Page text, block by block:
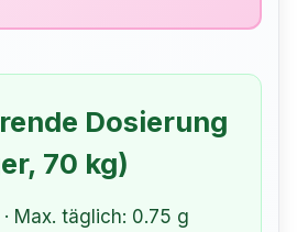
Dosierung
70 kg)
Max. täglich: 0.75 g